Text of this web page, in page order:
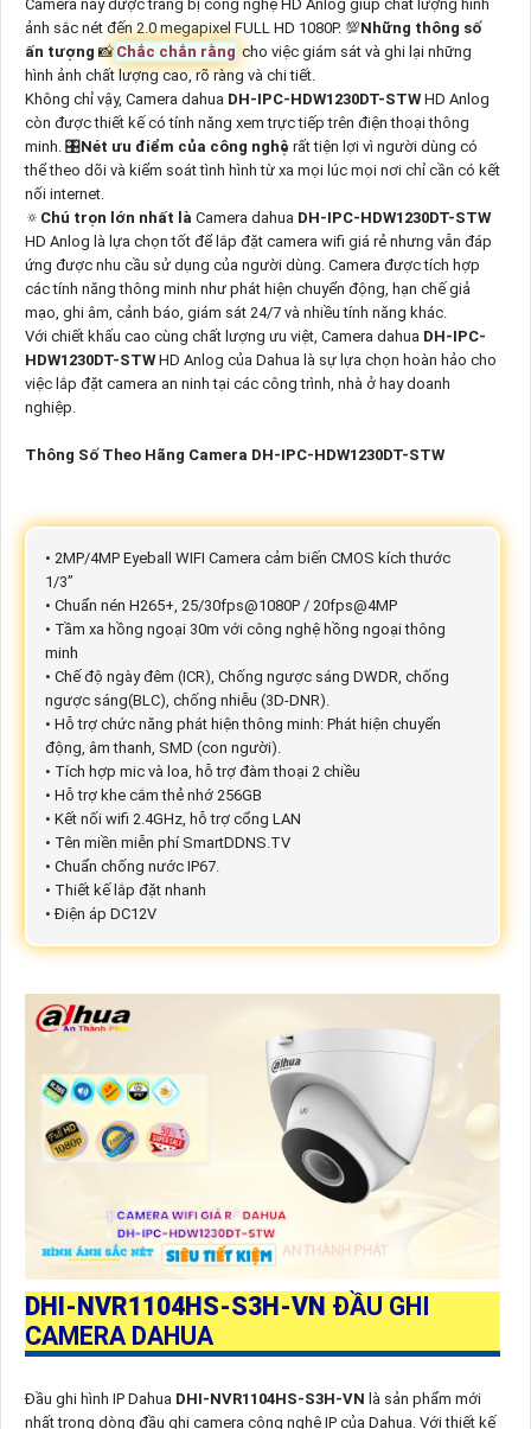
Camera này được trang bị công nghệ HD Anlog giúp chất lượng hình
ảnh sắc nét đến 2.0 megapixel FULL HD 1080P. 💯Những thông số
ấn tượng 📸 Chắc chắn rằng cho việc giám sát và ghi lại những
hình ảnh chất lượng cao, rõ ràng và chi tiết.
Không chỉ vậy, Camera dahua DH-IPC-HDW1230DT-STWHD Anlog
còn được thiết kế có tính năng xem trực tiếp trên điện thoại thông
minh. 🎛Nét ưu điểm của công nghệ rất tiện lợi vì người dùng có
thể theo dõi và kiểm soát tình hình từ xa mọi lúc mọi nơi chỉ cần có kết
nối internet.
🔅 Chú trọn lớn nhất là Camera dahua DH-IPC-HDW1230DT-STW
HD Anlog là lựa chọn tốt để lắp đặt camera wifi giá rẻ nhưng vẫn đáp
ứng được nhu cầu sử dụng của người dùng. Camera được tích hợp
các tính năng thông minh như phát hiện chuyển động, hạn chế giả
mạo, ghi âm, cảnh báo, giám sát 24/7 và nhiều tính năng khác.
Với chiết khấu cao cùng chất lượng ưu việt, Camera dahua DH-IPC-
HDW1230DT-STWHD Anlog của Dahua là sự lựa chọn hoàn hảo cho
việc lắp đặt camera an ninh tại các công trình, nhà ở hay doanh
nghiệp.
Thông Số Theo Hãng Camera DH-IPC-HDW1230DT-STW
• 2MP/4MP Eyeball WIFI Camera cảm biến CMOS kích thước
1/3”
• Chuẩn nén H265+, 25/30fps@1080P / 20fps@4MP
• Tầm xa hồng ngoại 30m với công nghệ hồng ngoại thông
minh
• Chế độ ngày đêm (ICR), Chống ngược sáng DWDR, chống
ngược sáng(BLC), chống nhiễu (3D-DNR).
• Hỗ trợ chức năng phát hiện thông minh: Phát hiện chuyển
động, âm thanh, SMD (con người).
• Tích hợp mic và loa, hỗ trợ đàm thoại 2 chiều
• Hỗ trợ khe cắm thẻ nhớ 256GB
• Kết nối wifi 2.4GHz, hỗ trợ cổng LAN
• Tên miền miễn phí SmartDDNS.TV
• Chuẩn chống nước IP67.
• Thiết kế lắp đặt nhanh
• Điện áp DC12V
DHI-NVR1104HS-S3H-VN ĐẦU GHI
CAMERA DAHUA
Đầu ghi hình IP Dahua DHI-NVR1104HS-S3H-VN là sản phẩm mới
nhất trong dòng đầu ghi camera công nghệ IP của Dahua. Với thiết kế